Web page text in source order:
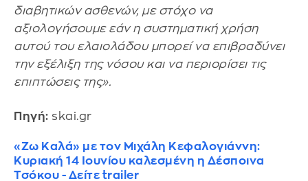
διαβητικών ασθενών, με στόχο να
αξιολογήσουμε εάν η συστηματική χρήση
αυτού του ελαιολάδου μπορεί να επιβραδύνει
την εξέλιξη της νόσου και να περιορίσει τις
επιπτώσεις της».
Πηγή: skai.gr
«Ζω Καλά» με τον Μιχάλη Κεφαλογιάννη:
Κυριακή 14 Ιουνίου καλεσμένη η Δέσποινα
Τσόκου - Δείτε trailer